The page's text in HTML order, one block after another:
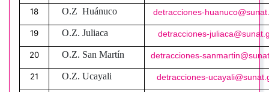
18 O.Z Huánuco detracciones-
19 O.Z. Juliaca detracciones-
20 O.Z. San Martín detracciones-
21 O.Z. Ucayali detracciones-